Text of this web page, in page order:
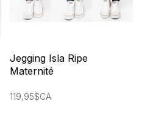
Jegging Isla Ripe
Maternité
119,95$CA